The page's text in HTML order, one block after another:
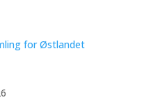
for Østlandet